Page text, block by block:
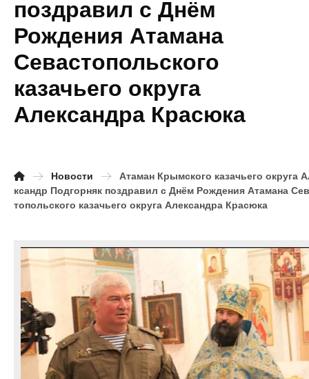
поздравил с Днём
Рождения Атамана
Севастопольского
казачьего округа
Александра Красюка
Новости
Атаман Крымского казачьего округа
ксандр Подгорняк поздравил с Днём Рождения Атамана
топольского казачьего округа Александра Красюка